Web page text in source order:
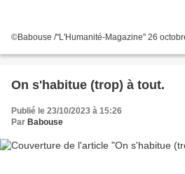
©Babouse /"L'Humanité-Magazine" 26
On s'habitue (trop) à tout.
Publié le 23/10/2023 à 15:26
Par Babouse